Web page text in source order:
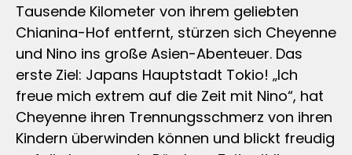
Tausende Kilometer von ihrem geliebten
Chianina-Hof entfernt, stürzen sich Cheyenne
und Nino ins große Asien-Abenteuer. Das
erste Ziel: Japans Hauptstadt Tokio! „Ich
freue mich extrem auf die Zeit mit Nino“, hat
Cheyenne ihren Trennungsschmerz von ihren
Kindern überwinden können und blickt freudig